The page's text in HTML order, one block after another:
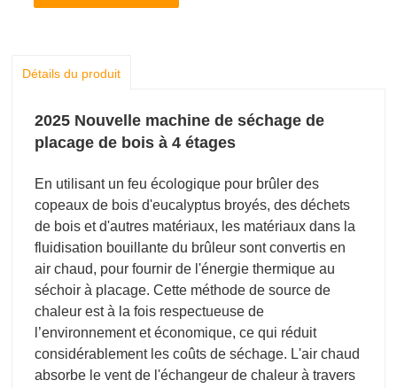
Détails du produit
2025 Nouvelle machine de séchage de
placage de bois à 4 étages
En utilisant un feu écologique pour brûler des
copeaux de bois d'eucalyptus broyés, des déchets
de bois et d'autres matériaux, les matériaux dans la
fluidisation bouillante du brûleur sont convertis en
air chaud, pour fournir de l'énergie thermique au
séchoir à placage. Cette méthode de source de
chaleur est à la fois respectueuse de
l’environnement et économique, ce qui réduit
considérablement les coûts de séchage. L'air chaud
absorbe le vent de l'échangeur de chaleur à travers